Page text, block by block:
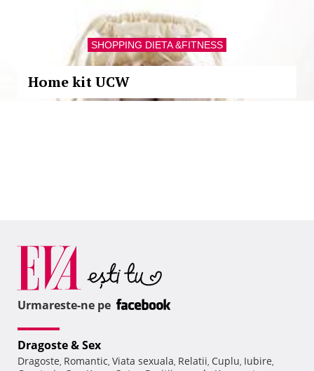
SHOPPING DIETA &FITNESS
Home kit UCW
Urmareste-ne pe
Dragoste & Sex
Dragoste, Romantic, Viata sexuala, Relatii, Cuplu, Iubire,